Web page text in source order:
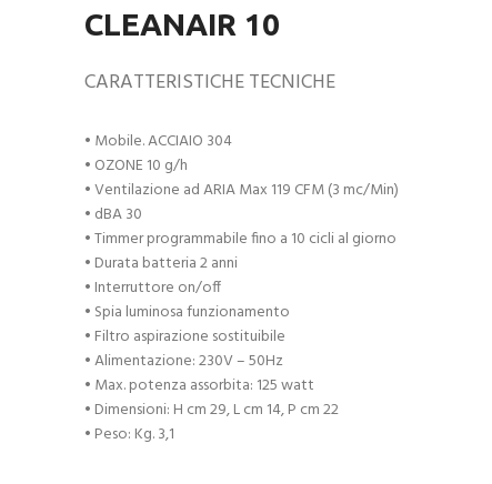
CLEANAIR 10
CARATTERISTICHE TECNICHE
• Mobile. ACCIAIO 304
• OZONE 10 g/h
• Ventilazione ad ARIA Max 119 CFM (3 mc/Min)
• dBA 30
• Timmer programmabile fino a 10 cicli al giorno
• Durata batteria 2 anni
• Interruttore on/off
• Spia luminosa funzionamento
• Filtro aspirazione sostituibile
• Alimentazione: 230V – 50Hz
• Max. potenza assorbita: 125 watt
• Dimensioni: H cm 29, L cm 14, P cm 22
• Peso: Kg. 3,1